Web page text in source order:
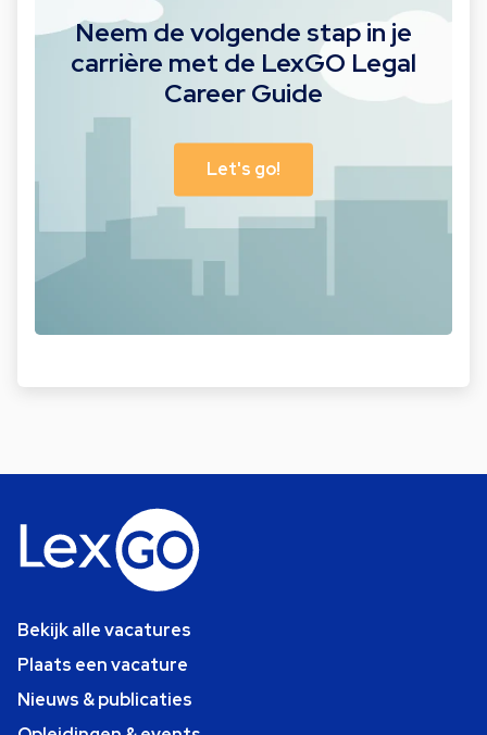
Neem de volgende stap in je
carrière met de LexGO Legal
Career Guide
Let's go!
Bekijk alle vacatures
Plaats een vacature
Nieuws & publicaties